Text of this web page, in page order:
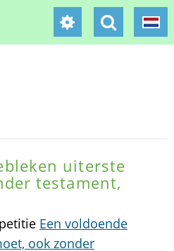
uiterste
testament,
Een voldoende
ook zonder